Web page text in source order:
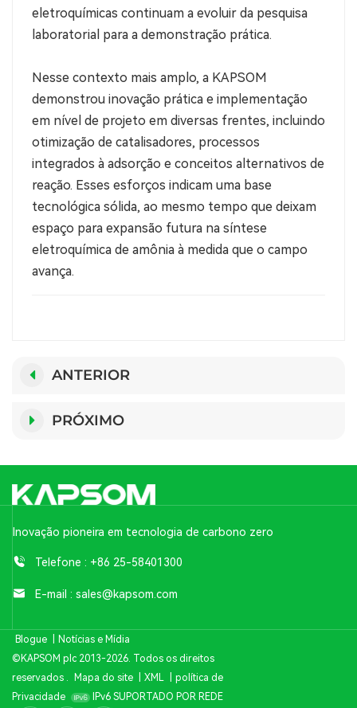
eletroquímicas continuam a evoluir da pesquisa
laboratorial para a demonstração prática.
Nesse contexto mais amplo, a KAPSOM
demonstrou inovação prática e implementação
em nível de projeto em diversas frentes, incluindo
otimização de catalisadores, processos
integrados à adsorção e conceitos alternativos de
reação. Esses esforços indicam uma base
tecnológica sólida, ao mesmo tempo que deixam
espaço para expansão futura na síntese
eletroquímica de amônia à medida que o campo
avança.
ANTERIOR
PRÓXIMO
Inovação pioneira em tecnologia de carbono zero
Telefone : +86 25-58401300
E-mail : sales@kapsom.com
Blogue
Notícias e Mídia
©KAPSOM plc 2013-2026. Todos os direitos
reservados .
Mapa do site XML
política de
Privacidade
IPv6 SUPORTADO POR REDE